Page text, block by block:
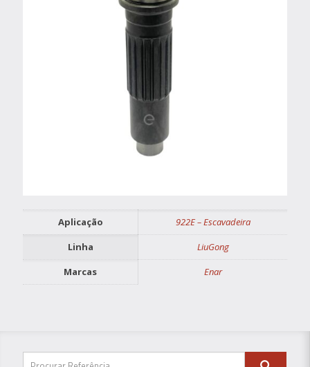
Aplicação
922E – Escavadeira
Linha
LiuGong
Marcas
Enar